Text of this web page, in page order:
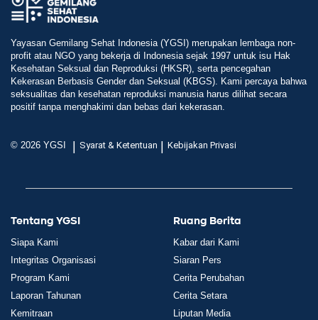
Yayasan Gemilang Sehat Indonesia (YGSI) merupakan lembaga non-
profit atau NGO yang bekerja di Indonesia sejak 1997 untuk isu Hak
Kesehatan Seksual dan Reproduksi (HKSR), serta pencegahan
Kekerasan Berbasis Gender dan Seksual (KBGS). Kami percaya bahwa
seksualitas dan kesehatan reproduksi manusia harus dilihat secara
positif tanpa menghakimi dan bebas dari kekerasan.
© 2026 YGSI | Syarat & Ketentuan | Kebijakan Privasi
Tentang YGSI
Siapa Kami
Integritas Organisasi
Program Kami
Laporan Tahunan
Kemitraan
Ruang Berita
Kabar dari Kami
Siaran Pers
Cerita Perubahan
Cerita Setara
Liputan Media